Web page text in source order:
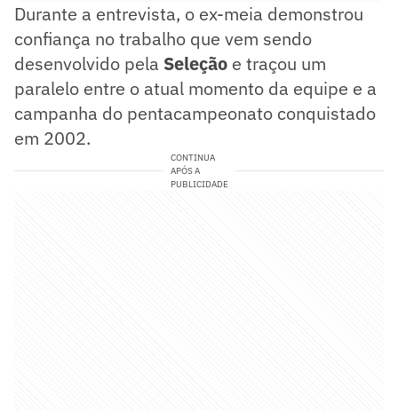
Durante a entrevista, o ex-meia demonstrou
confiança no trabalho que vem sendo
desenvolvido pela Seleção e traçou um
paralelo entre o atual momento da equipe e a
campanha do pentacampeonato conquistado
em 2002.
CONTINUA
APÓS A
PUBLICIDADE